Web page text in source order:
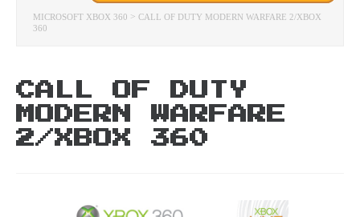
MICROSOFT XBOX 360 > CALL OF DUTY MODERN WARFARE 2/XBOX
360
CALL OF DUTY
MODERN WARFARE
2/XBOX 360